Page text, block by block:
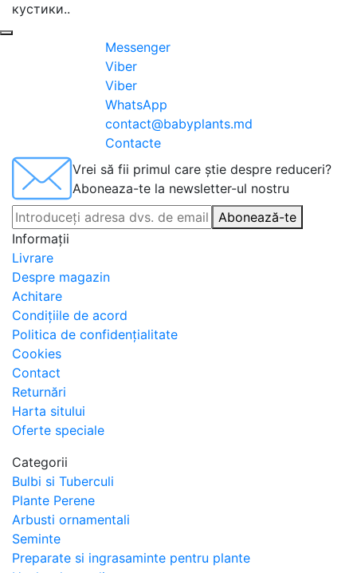
кустики..
Messenger
Viber
Viber
WhatsApp
contact@babyplants.md
Contacte
Vrei să fii primul care știe despre reduceri?
Aboneaza-te la newsletter-ul nostru
Abonează-te
Informaţii
Livrare
Despre magazin
Achitare
Condițiile de acord
Politica de confidențialitate
Cookies
Contact
Returnări
Harta sitului
Oferte speciale
Categorii
Bulbi si Tuberculi
Plante Perene
Arbusti ornamentali
Seminte
Preparate si ingrasaminte pentru plante